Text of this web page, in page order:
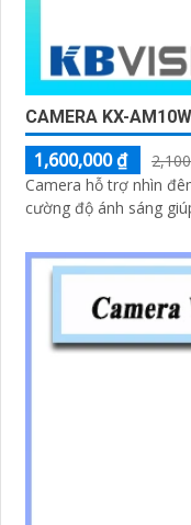
CAMERA KX-AM10W
1,600,000 ₫
Camera hỗ trợ nhìn
cường độ ánh sáng